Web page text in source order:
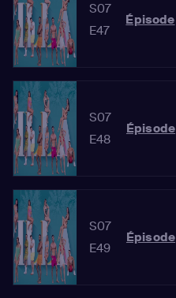
S07
E47
Épisode
S07
E48
Épisode
S07
E49
Épisode